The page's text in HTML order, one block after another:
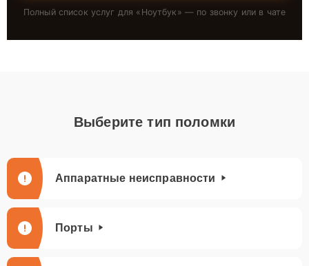
Полный список услуг для « Ноутбук » — по звонку или в чате
Выберите тип поломки
Аппаратные неисправности
Порты